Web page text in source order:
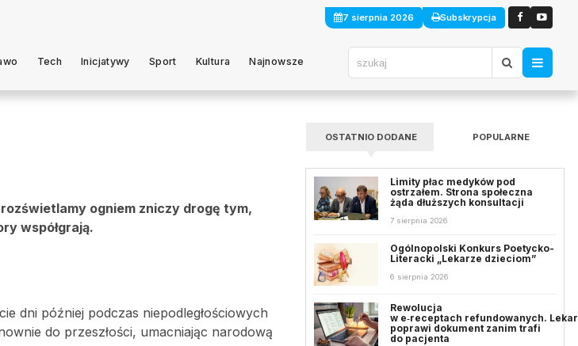
7 sierpnia 2026 Subskrypcja
Tech Inicjatywy Sport Kultura Najnowsze
ogniem zniczy drogę tym,
współgrają.
dni później podczas niepodległościowych
do przeszłości, umacniając narodową
OSTATNIO DODANE POPULARNE
Limity płac medyków pod
ostrzałem. Strona społeczna
żąda dłuższych konsultacji
7 sierpnia 2026
Ogólnopolski Konkurs Poetycko-
Literacki „Lekarze dzieciom”
6 sierpnia 2026
Rewolucja
w e‑receptach refundowanych.
poprawi dokument zanim trafi
do pacjenta